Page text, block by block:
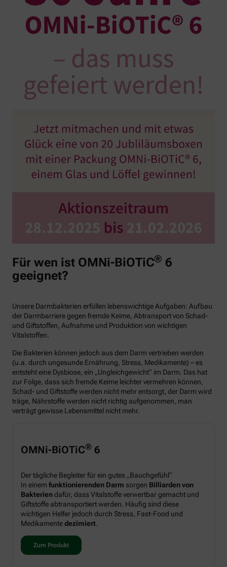
Für wen ist OMNi-BiOTiC® 6
geeignet?
Unsere Darmbakterien erfüllen lebenswichtige Aufgaben: Aufbau
der Darmbarriere gegen fremde Keime, Abtransport von Schad-
und Giftstoffen, Aufnahme und Produktion von wichtigen
Vitalstoffen.
Die Bakterien können jedoch aus dem Darm vertrieben werden
(u.a. durch ungesunde Ernährung, Stress, Medikamente) – es
entsteht eine Dysbiose, ein „Ungleichgewicht“ im Darm. Das hat
zur Folge, dass sich fremde Keime leichter vermehren können,
Schad- und Giftstoffe werden nicht mehr entsorgt, der Darm wird
träge, Nährstoffe werden nicht richtig aufgenommen, man
verträgt gewisse Lebensmittel nicht mehr.
OMNi-BiOTiC® 6
Der tägliche Begleiter für ein gutes „Bauchgefühl“
In einem funktionierenden Darm sorgen Billiarden von
Bakteriendafür, dass Vitalstoffe verwertbar gemacht und
Giftstoffe abtransportiert werden. Häufig sind diese
wichtigen Helfer jedoch durch Stress, Fast-Food und
Medikamentedezimiert.
Zum Produkt